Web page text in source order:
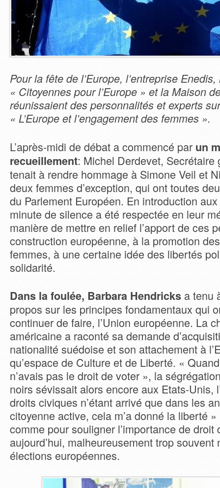
Pour la fête de l’Europe, l’entreprise Enedis,
« Citoyennes pour l’Europe » et la Maison
réunissaient des personnalités et experts
« L’Europe et l’engagement des femmes ».
L’après-midi de débat a commencé par un
recueillement: Michel Derdevet, Secrétaire
tenait à rendre hommage à Simone Veil et
deux femmes d’exception, qui ont toutes
du Parlement Européen. En introduction
minute de silence a été respectée en leur
manière de mettre en relief l’apport de ces
construction européenne, à la promotion
femmes, à une certaine idée des libertés
solidarité.
Dans la foulée, Barbara Hendricks a tenu
propos sur les principes fondamentaux qui
continuer de faire, l’Union européenne. La
américaine a raconté sa demande
nationalité suédoise et son attachement à
qu’espace de Culture et de Liberté. «
n’avais pas le droit de voter », la
noirs sévissait alors encore aux Etats-Unis,
droits civiques n’étant arrivé que dans les
citoyenne active, cela m’a donné la liberté
comme pour souligner l’importance de droit
aujourd’hui, malheureusement trop souvent
élections européennes.